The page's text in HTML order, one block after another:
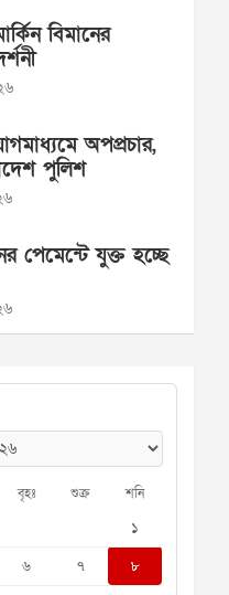
বিমানের
অপপ্রচার,
পুলিশ
পেমেন্টে যুক্ত হচ্ছে
বৃহঃ শুক্র শনি
১
৬ ৭
৮